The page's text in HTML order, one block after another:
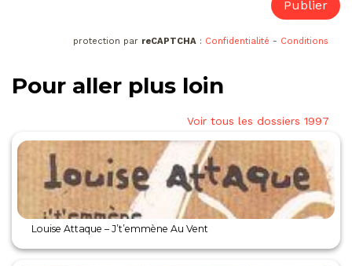
protection par reCAPTCHA : Confidentialité - Conditions
Pour aller plus loin
Voir tous les dossiers 1997
Louise Attaque – J’t’emmène Au Vent